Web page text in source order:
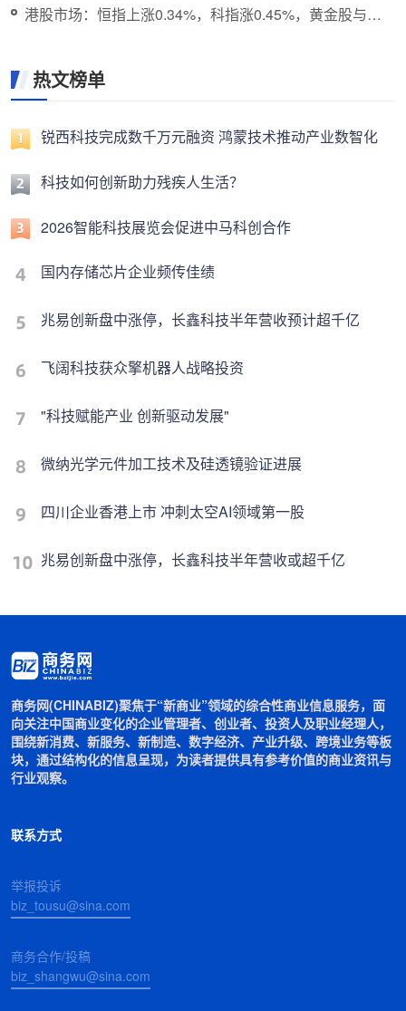
港股市场：恒指上涨0.34%，科指涨0.45%，黄金股与创
热文榜单
锐西科技完成数千万元融资 鸿蒙技术推动产业数智化
科技如何创新助力残疾人生活？
2026智能科技展览会促进中马科创合作
国内存储芯片企业频传佳绩
兆易创新盘中涨停，长鑫科技半年营收预计超千亿
飞阔科技获众擎机器人战略投资
"科技赋能产业 创新驱动发展"
微纳光学元件加工技术及硅透镜验证进展
四川企业香港上市 冲刺太空AI领域第一股
兆易创新盘中涨停，长鑫科技半年营收或超千亿
商务网(CHINABIZ)聚焦于“新商业”领域的综合性商业信息服务，面
向关注中国商业变化的企业管理者、创业者、投资人及职业经理人，
围绕新消费、新服务、新制造、数字经济、产业升级、跨境业务等板
块，通过结构化的信息呈现，为读者提供具有参考价值的商业资讯与
行业观察。
联系方式
举报投诉
biz_tousu@sina.com
商务合作/投稿
biz_shangwu@sina.com